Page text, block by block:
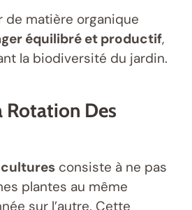
de matière organique
équilibré et productif,
la biodiversité du jardin.
Rotation Des
consiste à ne pas
plantes au même
sur l’autre. Cette